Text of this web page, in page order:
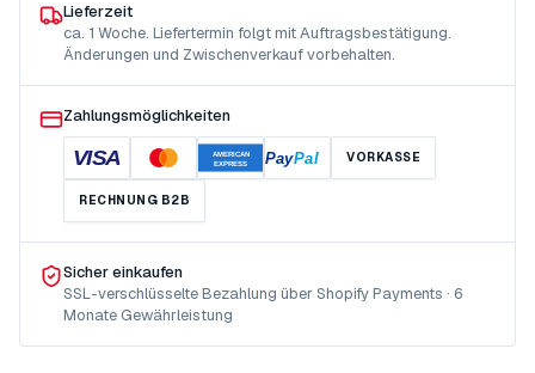
Lieferzeit
ca. 1 Woche. Liefertermin folgt mit Auftragsbestätigung.
Änderungen und Zwischenverkauf vorbehalten.
Zahlungsmöglichkeiten
VISA
AMERICAN
EXPRESS
PayPal VORKASSE
RECHNUNG B2B
Sicher einkaufen
SSL-verschlüsselte Bezahlung über Shopify Payments · 6
Monate Gewährleistung